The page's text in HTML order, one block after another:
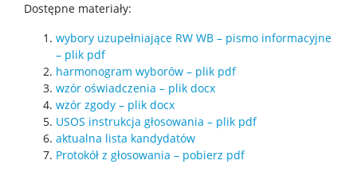
Posłuchaj o nauce
Poczytaj o nauce
Wydarzenia
Dostępne materiały:
wybory uzupełniające RW WB – pismo informacyjne
– plik pdf
harmonogram wyborów – plik pdf
wzór oświadczenia – plik docx
wzór zgody – plik docx
USOS instrukcja głosowania – plik pdf
aktualna lista kandydatów
Protokół z głosowania – pobierz pdf